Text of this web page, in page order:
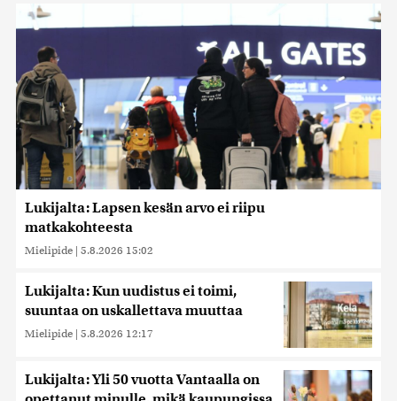
Lukijalta: Lapsen kesän arvo ei riipu
matkakohteesta
Mielipide | 5.8.2026 15:02
Lukijalta: Kun uudistus ei toimi,
suuntaa on uskallettava muuttaa
Mielipide | 5.8.2026 12:17
Lukijalta: Yli 50 vuotta Vantaalla on